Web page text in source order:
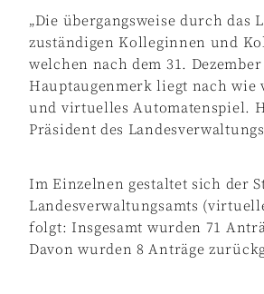
„Die übergangsweise durch das
zuständigen Kolleginnen und
welchen nach dem 31.
Hauptaugenmerk liegt nach
und virtuelles Automatenspiel.
Präsident des
Im Einzelnen gestaltet sich der
Landesverwaltungsamts
folgt: Insgesamt wurden 71
Davon wurden 8 Anträge